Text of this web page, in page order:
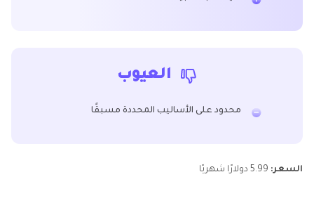
العيوب
محدود على الأساليب المحددة مسبقًا
السعر: